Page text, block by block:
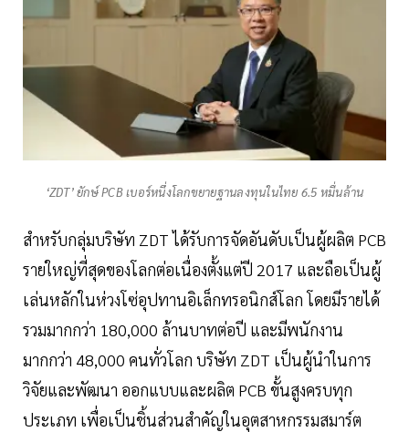
‘ZDT’ ยักษ์ PCB เบอร์หนึ่งโลกขยายฐานลงทุนในไทย 6.5 หมื่นล้าน
สำหรับกลุ่มบริษัท ZDT ได้รับการจัดอันดับเป็นผู้ผลิต PCB
รายใหญ่ที่สุดของโลกต่อเนื่องตั้งแต่ปี 2017 และถือเป็นผู้
เล่นหลักในห่วงโซ่อุปทานอิเล็กทรอนิกส์โลก โดยมีรายได้
รวมมากกว่า 180,000 ล้านบาทต่อปี และมีพนักงาน
มากกว่า 48,000 คนทั่วโลก บริษัท ZDT เป็นผู้นำในการ
วิจัยและพัฒนา ออกแบบและผลิต PCB ขั้นสูงครบทุก
ประเภท เพื่อเป็นชิ้นส่วนสำคัญในอุตสาหกรรมสมาร์ต